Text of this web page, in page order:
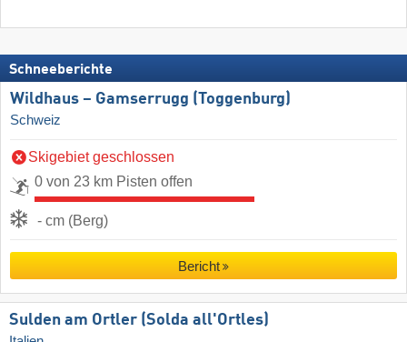
Schneeberichte
Wildhaus – Gamserrugg (Toggenburg)
Schweiz
Skigebiet geschlossen
0 von 23 km Pisten offen
- cm (Berg)
Bericht
Sulden am Ortler (Solda all'Ortles)